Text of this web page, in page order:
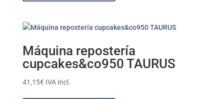
Máquina repostería
cupcakes&co950 TAURUS
41,15€ IVA Incl.